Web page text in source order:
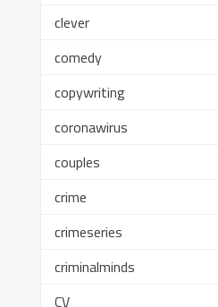
clever
comedy
copywriting
coronawirus
couples
crime
crimeseries
criminalminds
CV